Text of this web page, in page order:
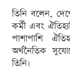
তিনি বলেন,
কর্মী এবং
পাশাপাশি
অর্থনৈতিক
তিনি।